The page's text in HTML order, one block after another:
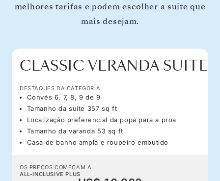
melhores tarifas e podem escolher a suite que
mais desejam.
CLASSIC VERANDA SUITE
DESTAQUES DA CATEGORIA
Convés 6, 7, 8, 9 de 9
Tamanho da suíte 357 sq ft
Localização preferencial da popa para a proa
Tamanho da varanda 53 sq ft
Casa de banho ampla e roupeiro embutido
OS PREÇOS COMEÇAM A
ALL-INCLUSIVE PLUS